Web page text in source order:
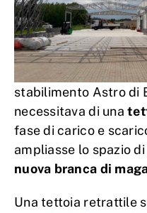
stabilimento Astro di
necessitava di una
fase di carico e
ampliasse lo spazio
nuova branca di
Una tettoia retrattile